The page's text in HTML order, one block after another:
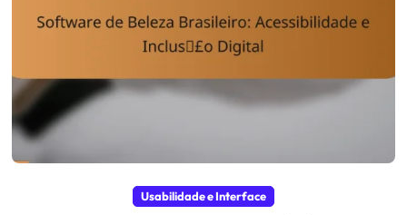
Usabilidade e Interface